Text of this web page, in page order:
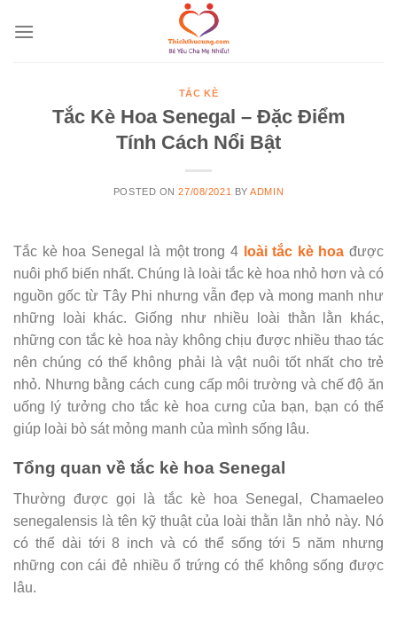
TẮC KÈ
Tắc Kè Hoa Senegal – Đặc Điểm
Tính Cách Nổi Bật
POSTED ON27/08/2021 BYADMIN
Tắc kè hoa Senegal là một trong 4 loài tắc kè hoa được
nuôi phổ biến nhất. Chúng là loài tắc kè hoa nhỏ hơn và có
nguồn gốc từ Tây Phi nhưng vẫn đẹp và mong manh như
những loài khác. Giống như nhiều loài thằn lằn khác,
những con tắc kè hoa này không chịu được nhiều thao tác
nên chúng có thể không phải là vật nuôi tốt nhất cho trẻ
nhỏ. Nhưng bằng cách cung cấp môi trường và chế độ ăn
uống lý tưởng cho tắc kè hoa cưng của bạn, bạn có thể
giúp loài bò sát mỏng manh của mình sống lâu.
Tổng quan về tắc kè hoa Senegal
Thường được gọi là tắc kè hoa Senegal, Chamaeleo
senegalensis là tên kỹ thuật của loài thằn lằn nhỏ này. Nó
có thể dài tới 8 inch và có thể sống tới 5 năm nhưng
những con cái đẻ nhiều ổ trứng có thể không sống được
lâu.